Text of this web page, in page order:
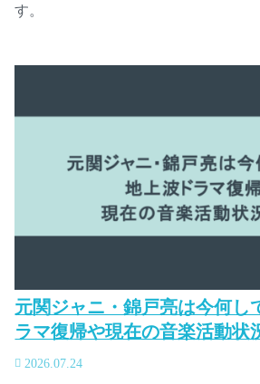
す。
元関ジャニ・錦戸亮は今何し
ラマ復帰や現在の音楽活動状
2026.07.24